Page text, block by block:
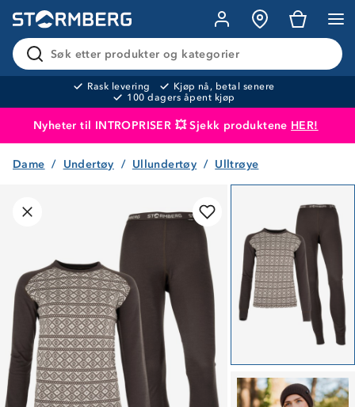
Søk etter produkter og kategorier
Rask levering
Kjøp nå, betal senere
100 dagers åpent kjøp
Nyheter til INTROPRISER 💥 Sjekk produktene HER!
Produktet er lagt i handlekurven Til kassen
Dame Undertøy Ullundertøy Ulltrøye